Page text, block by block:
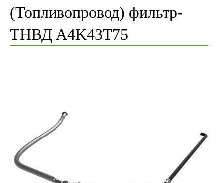
(Топливопровод) фильтр-
ТНВД A4K43T75